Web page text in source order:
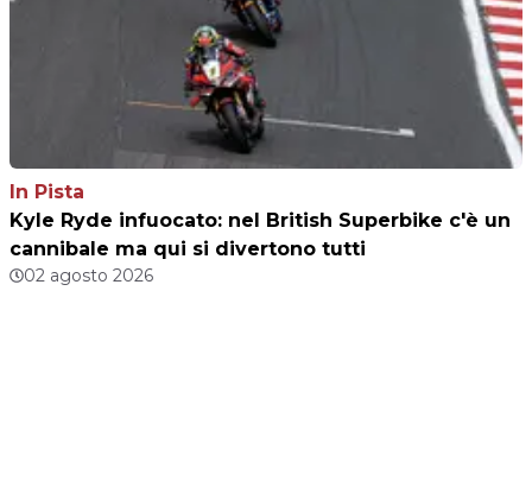
In Pista
Kyle Ryde infuocato: nel British Superbike c'è un
cannibale ma qui si divertono tutti
02 agosto 2026